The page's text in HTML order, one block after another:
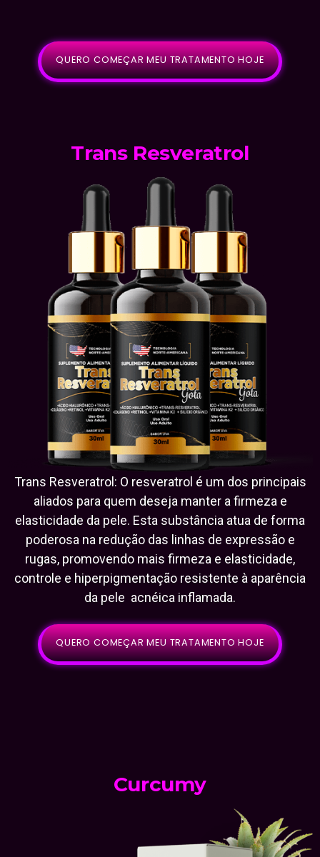
Trans Resveratrol
Trans Resveratrol: O resveratrol é um dos principais
aliados para quem deseja manter a firmeza e
elasticidade da pele. Esta substância atua de forma
poderosa na redução das linhas de expressão e
rugas, promovendo mais firmeza e elasticidade,
controle e hiperpigmentação resistente à aparência
da pele acnéica inflamada.
QUERO COMEÇAR MEU TRATAMENTO HOJE
QUERO COMEÇAR MEU TRATAMENTO HOJE
Curcumy